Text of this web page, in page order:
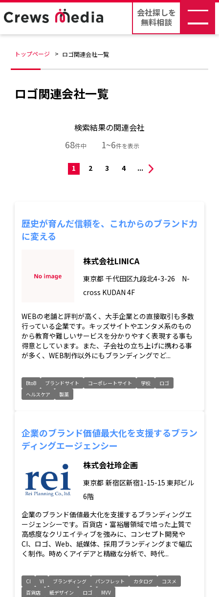
会社探しを
無料相談
トップページ ロゴ関連会社一覧
ロゴ関連会社一覧
検索結果の関連会社
68件中 1~6件を表示
1 2 3 4 ...
歴史が育んだ信頼を、これからのブランド力
に変える
株式会社LINICA
東京都 千代田区九段北4-3-26 N-
cross KUDAN 4F
WEBの老舗と評判が高く、大手企業との直接取引も多数
行っている企業です。キッズサイトやエンタメ系のもの
から教育や難しいサービスを分かりやすく表現する事も
得意としています。また、子会社の立ち上げに携わる事
が多く、WEB制作以外にもブランディングでど...
BtoB ブランドサイト コーポレートサイト 学校
ロゴ
ヘルスケア
製薬
企業のブランド価値最大化を支援するブラン
ディングエージェンシー
株式会社玲企画
東京都 新宿区新宿1-15-15 東邦ビル
6階
企業のブランド価値最大化を支援するブランディングエ
ージェンシーです。百貨店・富裕層領域で培った上質で
高感度なクリエイティブを強みに、コンセプト開発や
CI、ロゴ、Web、紙媒体、採用ブランディングまで幅広
く制作。時めくアイデアと精緻な分析で、時代...
CI VI ブランディング パンフレット カタログ
コスメ
百貨店
紙デザイン ロゴ MVV